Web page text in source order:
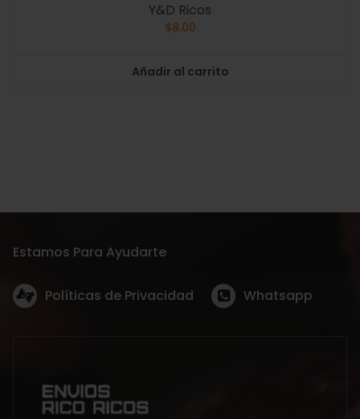
Y&D Ricos
$8.00
Añadir al carrito
Estamos Para Ayudarte
Políticas de Privacidad Whatsapp